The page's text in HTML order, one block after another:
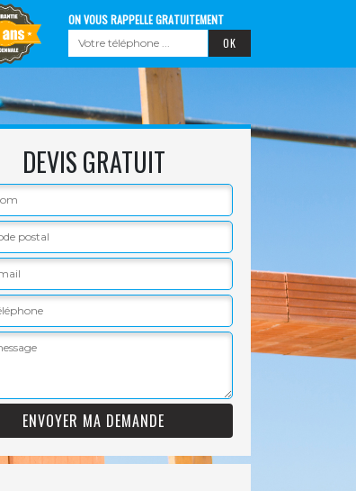
ON VOUS RAPPELLE GRATUITEMENT
DEVIS GRATUIT